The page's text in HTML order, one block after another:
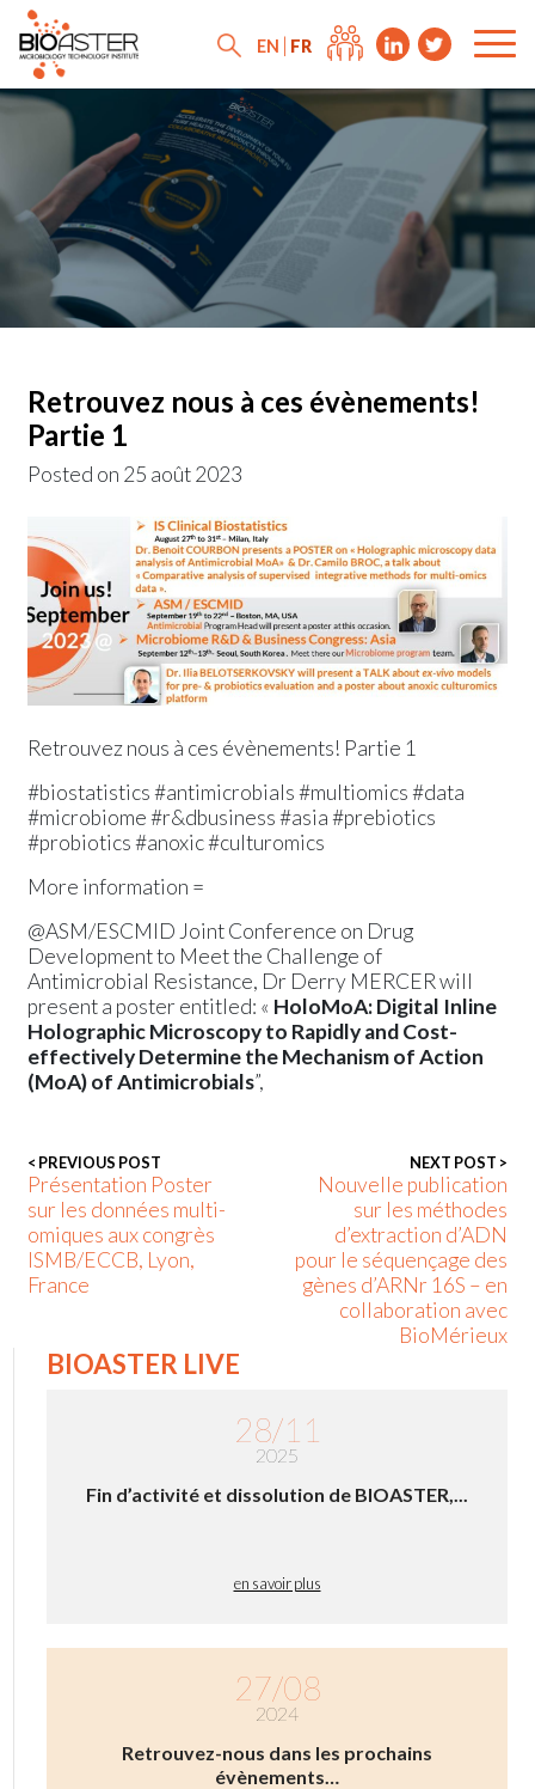
EN FR
Communiqué de presse
Evénements
Retrouvez nous à ces évènements!
Partie 1
Posted on 25 août 2023
Retrouvez nous à ces évènements! Partie 1
#biostatistics #antimicrobials #multiomics #data
#microbiome #r&dbusiness #asia #prebiotics
#probiotics #anoxic #culturomics
More information =
@ASM/ESCMID Joint Conference on Drug
Development to Meet the Challenge of
Antimicrobial Resistance, Dr Derry MERCER will
present a poster entitled: « HoloMoA: Digital Inline
Holographic Microscopy to Rapidly and Cost-
effectively Determine the Mechanism of Action
(MoA) of Antimicrobials”,
< PREVIOUS POST
Présentation Poster
sur les données multi-
omiques aux congrès
ISMB/ECCB, Lyon,
France
NEXT POST >
Nouvelle publication
sur les méthodes
d’extraction d’ADN
pour le séquençage des
gènes d’ARNr 16S – en
collaboration avec
BioMérieux
BIOASTER LIVE
28/11
2025
Fin d’activité et dissolution de BIOASTER,...
en savoir plus
27/08
2024
Retrouvez-nous dans les prochains
évènements…